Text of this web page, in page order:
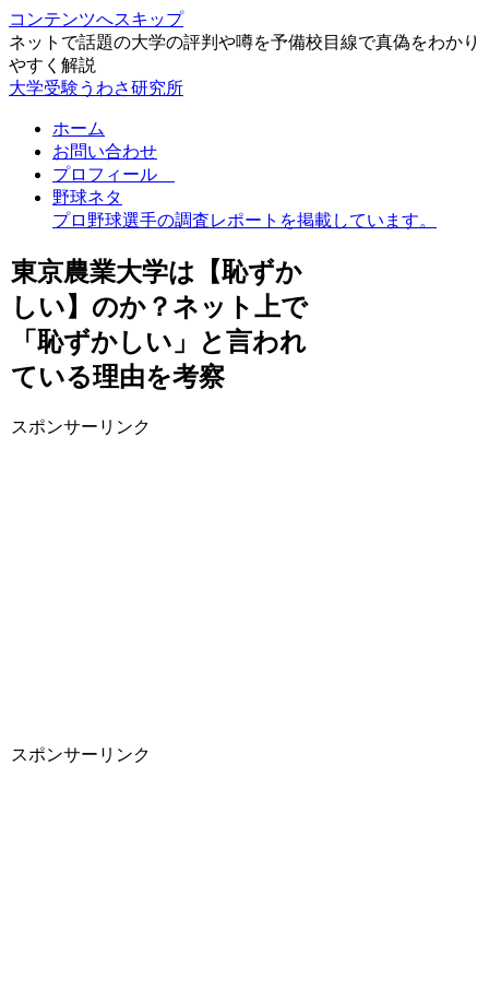
コンテンツへスキップ
ネットで話題の大学の評判や噂を予備校目線で真偽をわかり
やすく解説
大学受験うわさ研究所
ホーム
お問い合わせ
プロフィール
野球ネタ
プロ野球選手の調査レポートを掲載しています。
東京農業大学は【恥ずか
しい】のか？ネット上で
「恥ずかしい」と言われ
ている理由を考察
スポンサーリンク
スポンサーリンク